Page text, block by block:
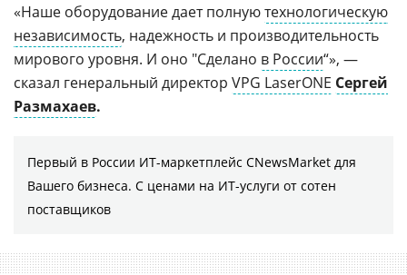
«Наше оборудование дает полнуютехнологическую
независимость, надежность и производительность
мирового уровня. И оно "Сделано в России“», —
сказал генеральный директор VPG LaserONE Сергей
Размахаев.
Первый в России ИТ-маркетплейс CNewsMarket для
Вашего бизнеса. С ценами на ИТ-услуги от сотен
поставщиков